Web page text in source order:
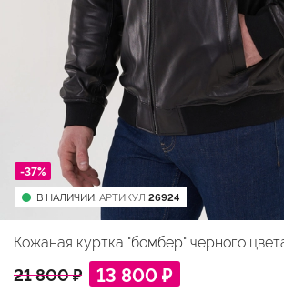
-37%
В НАЛИЧИИ, АРТИКУЛ 26924
Кожаная куртка "бомбер" черного
21 800 ₽ 13 800 ₽